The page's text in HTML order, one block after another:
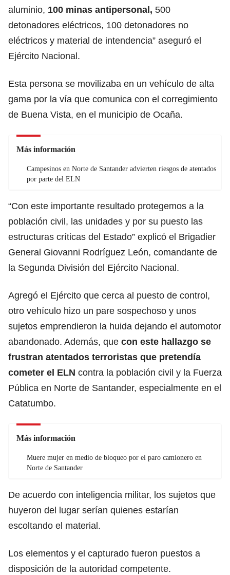
aluminio, 100 minas antipersonal, 500
detonadores eléctricos, 100 detonadores no
eléctricos y material de intendencia” aseguró el
Ejército Nacional.
Esta persona se movilizaba en un vehículo de alta
gama por la vía que comunica con el corregimiento
de Buena Vista, en el municipio de Ocaña.
Más información
Campesinos en Norte de Santander advierten riesgos de atentados
por parte del ELN
“Con este importante resultado protegemos a la
población civil, las unidades y por su puesto las
estructuras críticas del Estado” explicó el Brigadier
General Giovanni Rodríguez León, comandante de
la Segunda División del Ejército Nacional.
Agregó el Ejército que cerca al puesto de control,
otro vehículo hizo un pare sospechoso y unos
sujetos emprendieron la huida dejando el automotor
abandonado. Además, que con este hallazgo se
frustran atentados terroristas que pretendía
cometer el ELN contra la población civil y la Fuerza
Pública en Norte de Santander, especialmente en el
Catatumbo.
Más información
Muere mujer en medio de bloqueo por el paro camionero en
Norte de Santander
De acuerdo con inteligencia militar, los sujetos que
huyeron del lugar serían quienes estarían
escoltando el material.
Los elementos y el capturado fueron puestos a
disposición de la autoridad competente.